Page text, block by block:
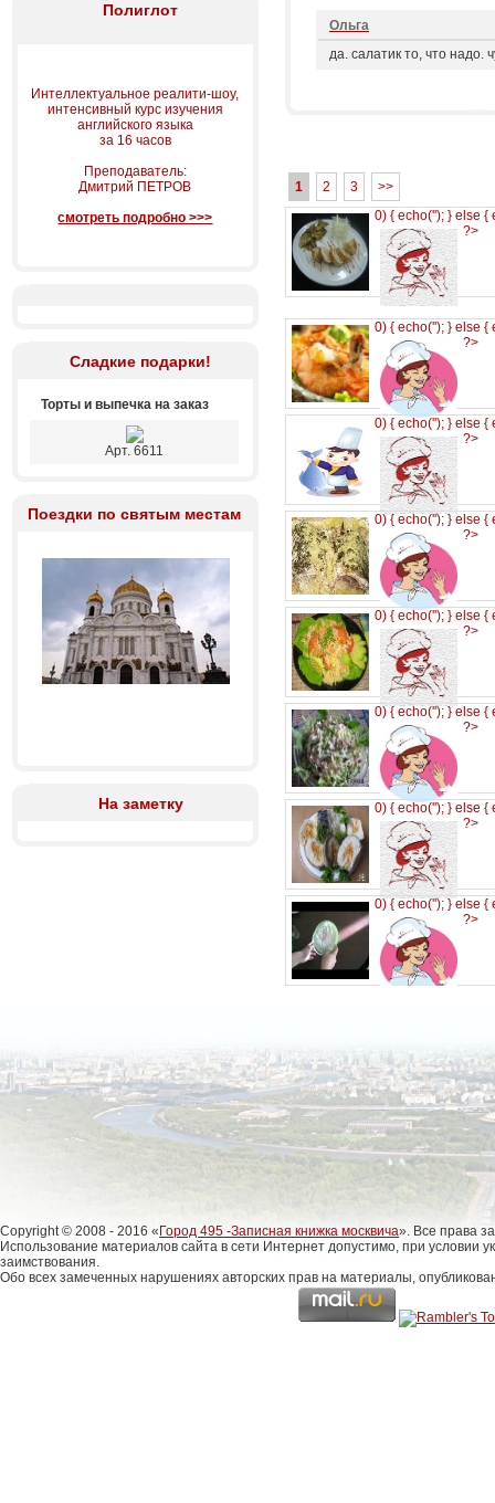
Полиглот
Интеллектуальное реалити-шоу,
интенсивный курс изучения
английского языка
за 16 часов
Преподаватель:
Дмитрий ПЕТРОВ
смотреть подробно >>>
Сладкие подарки!
Торты и выпечка на заказ
Арт. 6611
Поездки по святым местам
На заметку
Ольга
да. салатик то, что надо.
1 2 3
>>
0) { echo(''); } else {
?>
0) { echo(''); } else {
?>
0) { echo(''); } else {
?>
0) { echo(''); } else {
?>
0) { echo(''); } else {
?>
0) { echo(''); } else {
?>
0) { echo(''); } else {
?>
0) { echo(''); } else {
?>
Copyright © 2008 - 2016 « Город 495 -Записная книжка москвича». Все права
Использование материалов сайта в сети Интернет допустимо, при условии
заимствования.
Обо всех замеченных нарушениях авторских прав на материалы,